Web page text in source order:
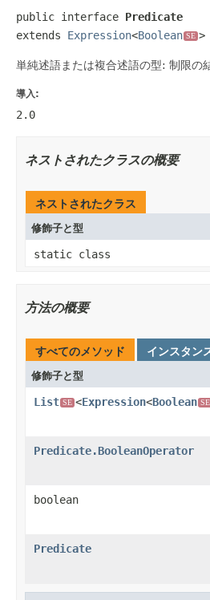
public interface Predicate
extends Expression<Boolean SE >
単純述語または複合述語の型: 制限の
導入:
2.0
ネストされたクラスの概要
ネストされたクラス
修飾子と型
static class
方法の概要
すべてのメソッド インスタン
修飾子と型
List SE <Expression<Boolean SE
Predicate.BooleanOperator
boolean
Predicate